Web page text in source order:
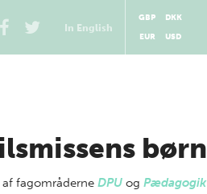
In English
GBP
DKK
EUR
USD
børn
af fagområderne DPUog Pædagogik